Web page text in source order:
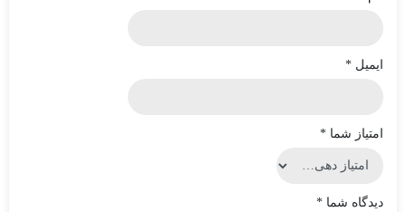
ایمیل *
امتیاز شما *
دیدگاه شما *